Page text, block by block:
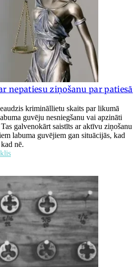
nepatiesu ziņošanu par patiesā
krimināllietu skaits par likumā
guvēju nesniegšanu vai apzināti
galvenokārt saistīts ar aktīvu ziņošanu
labuma guvējiem gan situācijās, kad
nē.